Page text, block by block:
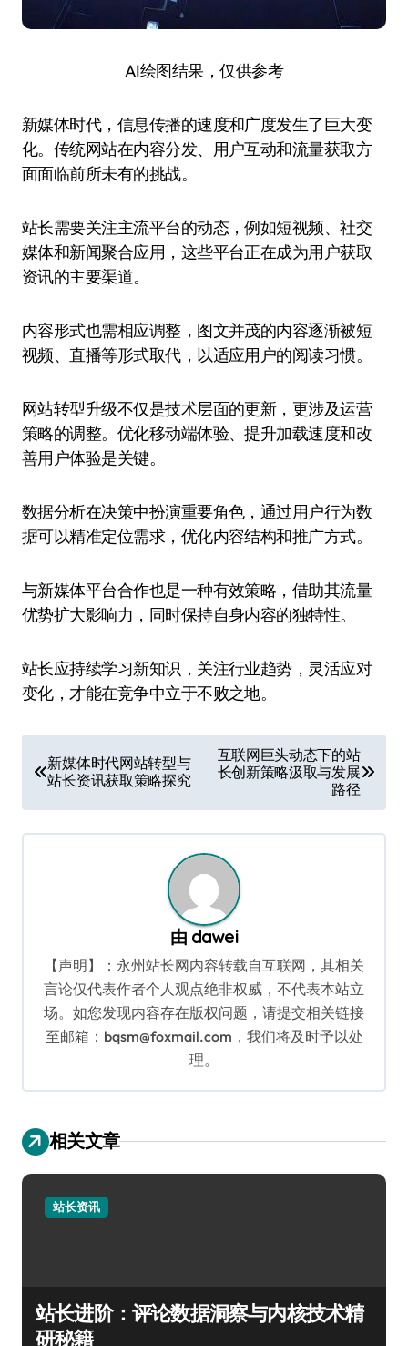
AI绘图结果，仅供参考
新媒体时代，信息传播的速度和广度发生了巨大变
化。传统网站在内容分发、用户互动和流量获取方
面面临前所未有的挑战。
站长需要关注主流平台的动态，例如短视频、社交
媒体和新闻聚合应用，这些平台正在成为用户获取
资讯的主要渠道。
内容形式也需相应调整，图文并茂的内容逐渐被短
视频、直播等形式取代，以适应用户的阅读习惯。
网站转型升级不仅是技术层面的更新，更涉及运营
策略的调整。优化移动端体验、提升加载速度和改
善用户体验是关键。
数据分析在决策中扮演重要角色，通过用户行为数
据可以精准定位需求，优化内容结构和推广方式。
与新媒体平台合作也是一种有效策略，借助其流量
优势扩大影响力，同时保持自身内容的独特性。
站长应持续学习新知识，关注行业趋势，灵活应对
变化，才能在竞争中立于不败之地。
章
导
航
新媒体时代网站转型与
站长资讯获取策略探究
互联网巨头动态下的站
长创新策略汲取与发展
路径
由 dawei
【声明】：永州站长网内容转载自互联网，其相关
言论仅代表作者个人观点绝非权威，不代表本站立
场。如您发现内容存在版权问题，请提交相关链接
至邮箱：bqsm@foxmail.com，我们将及时予以处
理。
相关文章
站长资讯
站长进阶：评论数据洞察与内核技术精
研秘籍